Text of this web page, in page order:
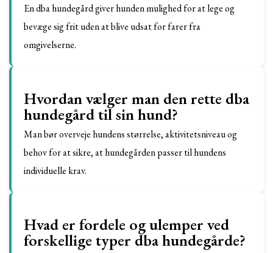
En dba hundegård giver hunden mulighed for at lege og
bevæge sig frit uden at blive udsat for farer fra
omgivelserne.
Hvordan vælger man den rette dba
hundegård til sin hund?
Man bør overveje hundens størrelse, aktivitetsniveau og
behov for at sikre, at hundegården passer til hundens
individuelle krav.
Hvad er fordele og ulemper ved
forskellige typer dba hundegårde?